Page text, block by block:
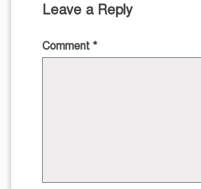
Leave a Reply
Comment *